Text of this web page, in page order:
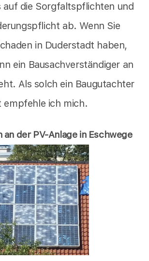
auf die Sorgfaltspflichten und
ab. Wenn Sie
in Duderstadt haben,
ein Bausachverständiger an
Als solch ein Baugutachter
empfehle ich mich.
an der PV-Anlage in Eschwege